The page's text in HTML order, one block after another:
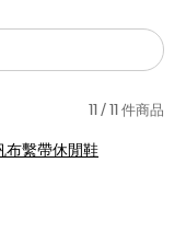
11 / 11 件商品